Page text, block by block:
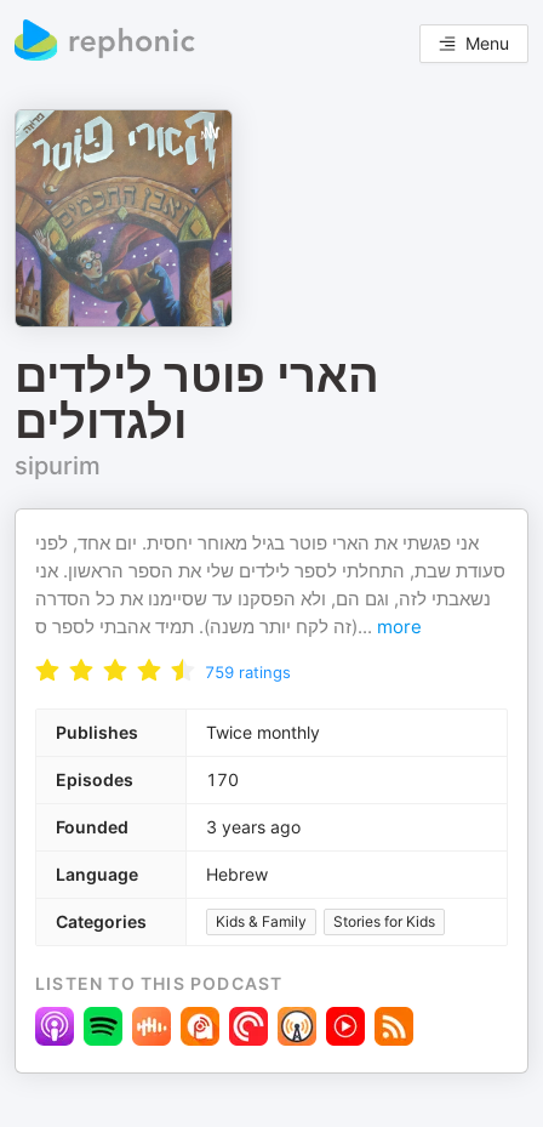
Menu
הארי פוטר לילדים
ולגדולים
sipurim
אני פגשתי את הארי פוטר בגיל מאוחר יחסית. יום אחד, לפני
סעודת שבת, התחלתי לספר לילדים שלי את הספר הראשון. אני
נשאבתי לזה, וגם הם, ולא הפסקנו עד שסיימנו את כל הסדרה
(זה לקח יותר משנה). תמיד אהבתי לספר ס... more
759 ratings
Publishes Twice monthly
Episodes 170
Founded 3 years ago
Language Hebrew
Categories Kids & Family Stories for Kids
LISTEN TO THIS PODCAST